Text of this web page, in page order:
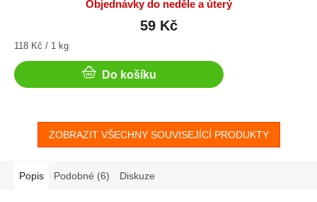
Objednávky do neděle a úterý
59 Kč
Měrná
118 Kč / 1 kg
Do košíku
ZOBRAZIT VŠECHNY SOUVISEJÍCÍ PRODUKTY
Popis Podobné (6) Diskuze